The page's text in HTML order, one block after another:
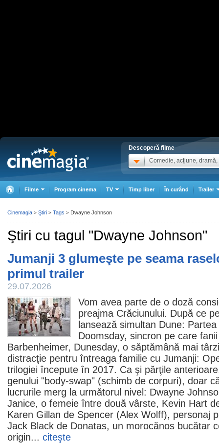
Descoperă filme
Comedie, acţiune, dramă,
Filme Program cinema TV Timp liber În curând Trailer
Ştiri cu tagul "Dwayne Johnson"
Jumanji 3 glumeşte pe seama
primul trailer
29.07.2026
Vom avea parte de o doză
preajma Crăciunului. După ce
lansează simultan Dune:
Doomsday, sincron pe care
Barbenheimer, Dunesday, o săptămână mai
distracţie pentru întreaga familie cu Jumanji:
trilogiei începute în 2017. Ca şi părţile
genului "body-swap" (schimb de corpuri), doar
lucrurile merg la următorul nivel: Dwayne
Janice, o femeie între două vârste, Kevin Hart
Karen Gillan de Spencer (Alex Wolff), personaj
Jack Black de Donatas, un morocănos bucătar
origin... citeşte
Cinemagia > Ştiri > Tags > Dwayne Johnson